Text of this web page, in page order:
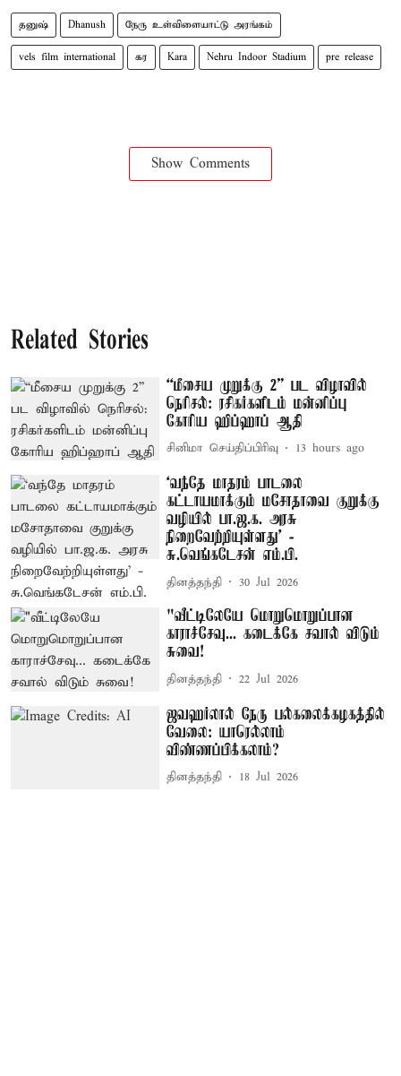
தனுஷ் Dhanush நேரு உள்விளையாட்டு அரங்கம்
vels film international கர Kara Nehru Indoor Stadium pre release
Show Comments
Related Stories
“மீசைய முறுக்கு 2” பட விழாவில்
நெரிசல்: ரசிகர்களிடம் மன்னிப்பு
கோரிய ஹிப்ஹாப் ஆதி
சினிமா செய்திப்பிரிவு 13 hours ago
‘வந்தே மாதரம் பாடலை
கட்டாயமாக்கும் மசோதாவை குறுக்கு
வழியில் பா.ஜ.க. அரசு
நிறைவேற்றியுள்ளது’ -
சு.வெங்கடேசன் எம்.பி.
தினத்தந்தி 30 Jul 2026
"வீட்டிலேயே மொறுமொறுப்பான
காராச்சேவு... கடைக்கே சவால் விடும்
சுவை!
தினத்தந்தி 22 Jul 2026
ஜவஹர்லால் நேரு பல்கலைக்கழகத்தில்
வேலை: யாரெல்லாம்
விண்ணப்பிக்கலாம்?
தினத்தந்தி 18 Jul 2026